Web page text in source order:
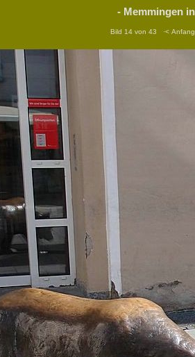
- Memmingen
Bild 14 von 43 ·< Anfang